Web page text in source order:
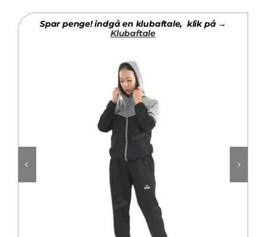
Stilart / Kampsport
Klubaftalesider – Find din klub
Spar penge! indgå en klubaftale, klik på →
Klubaftale